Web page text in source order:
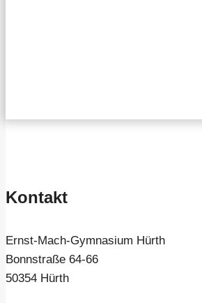
Kontakt
Ernst-Mach-Gymnasium Hürth
Bonnstraße 64-66
50354 Hürth